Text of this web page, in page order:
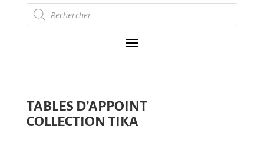
Recherche
de
produits
TABLES D’APPOINT
COLLECTION TIKA